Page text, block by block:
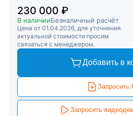
230 000 ₽
В наличииБезналичный расчёт
Цена от 01.04.2026, для уточнения
актуальной стоимости просим
связаться с менеджером.
Добавить в
Запросить
Запросить